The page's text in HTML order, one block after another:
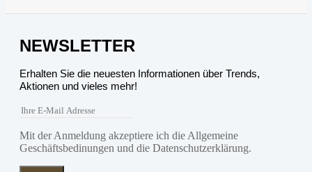
NEWSLETTER
Erhalten Sie die neuesten Informationen über Trends,
Aktionen und vieles mehr!
Mit der Anmeldung akzeptiere ich die Allgemeine
Geschäftsbedinungen und die Datenschutzerklärung.